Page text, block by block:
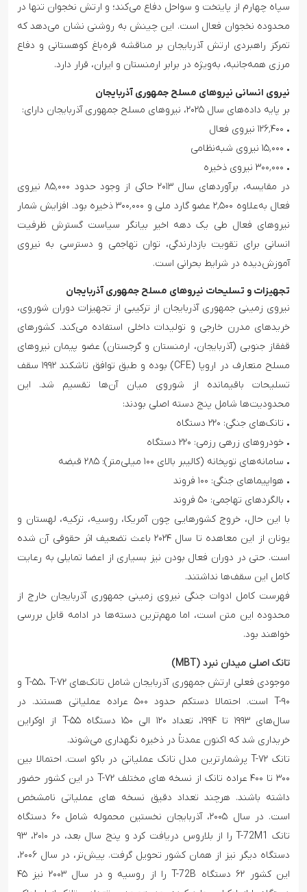
سپاه چهارم از پایتخت و سواحل دفاع می‌کند؛ و ارتش نخجوان تنها در
محدوده نخجوان فعال است. این چینش به روشنی نشان می‌دهد که
تمرکز راهبردی ارتش آذربایجان بر مناقشه قره‌باغ کوهستانی و دفاع
مرزی همه‌جانبه، به‌ویژه در برابر ارمنستان و ایران، قرار دارد.
نیروی انسانی نیروهای مسلح جمهوری آذربایجان
بر پایه داده‌های سال ۲۰۲۵، نیروهای مسلح جمهوری آذربایجان دارای:
• ۱۲۶٬۴۰۰ نیروی فعال
• ۱۵٬۰۰۰ نیروی شبه‌نظامی
• ۳۰۰٬۰۰۰ نیروی ذخیره
در مقایسه، برآوردهای سال ۲۰۱۳ حاکی از وجود حدود ۸۵٬۰۰۰ نیروی
فعال به‌علاوه ۲٬۵۰۰ عضو گارد ملی و ۳۰۰٬۰۰۰ ذخیره بود. افزایش شمار
نیروهای فعال طی یک دهه اخیر بیانگر سیاست گسترش ظرفیت
انسانی برای تقویت بازدارندگی، توان تهاجمی و دسترسی به نیروی
آموزش‌دیده در شرایط بحرانی است.
تجهیزات و تسلیحات نیروهای مسلح جمهوری آذربایجان
نیروی زمینی جمهوری آذربایجان از ترکیبی از تجهیزات دوران شوروی،
خریدهای مدرن خارجی و تولیدات داخلی استفاده می‌کند. کشورهای
قفقاز جنوبی (آذربایجان، ارمنستان و گرجستان) عضو پیمان نیروهای
مسلح متعارف در اروپا (CFE) بوده و طبق توافق تاشکند ۱۹۹۲ سقف
تسلیحات باقیمانده از شوروی میان آن‌ها تقسیم شد. این
محدودیت‌ها شامل پنج دسته اصلی بودند:
• تانک‌های جنگی: ۲۲۰ دستگاه
• خودروهای زرهی رزمی: ۲۲۰ دستگاه
• سامانه‌های توپخانه (کالیبر بالای ۱۰۰ میلی‌متر): ۲۸۵ قبضه
• هواپیماهای جنگی: ۱۰۰ فروند
• بالگردهای تهاجمی: ۵۰ فروند
با این حال، خروج کشورهایی چون آمریکا، روسیه، ترکیه، لهستان و
یونان از این معاهده تا سال ۲۰۲۴ باعث تضعیف اثر حقوقی آن شده
است. حتی در دوران فعال بودن نیز بسیاری از اعضا تمایلی به رعایت
کامل این سقف‌ها نداشتند.
فهرست کامل ادوات جنگی نیروی زمینی جمهوری آذربایجان خارج از
محدوده این متن است، اما مهم‌ترین دسته‌ها در ادامه قابل بررسی
خواهند بود.
تانک‌ اصلی میدان نبرد (MBT)
موجودی فعلی ارتش جمهوری آذربایجان شامل تانک‌های T-۵۵، T-۷۲ و
T-۹۰ است. احتمالا دستکم حدود ۵۰۰ عراده عملیاتی هستند. در
سال‌های ۱۹۹۳ تا ۱۹۹۴، تعداد ۱۲۰ الی ۱۵۰ دستگاه T-۵۵ از اوکراین
خریداری شد که اکنون عمدتاً در ذخیره نگهداری می‌شوند.
تانک T-۷۲ پرشمارترین مدل تانک عملیاتی در باکو است. احتمالا بین
۳۰۰ تا ۴۰۰ عراده تانک از نسخه های مختلف T-۷۲ در این کشور حضور
داشته باشند. هرچند تعداد دقیق نسخه های عملیاتی نامشخص
است. در سال ۲۰۰۵، آذربایجان نخستین محموله شامل ۶۰ دستگاه
تانک T-72M1 را از بلاروس دریافت کرد و پنج سال بعد، در ۲۰۱۰، ۹۳
دستگاه دیگر نیز از همان کشور تحویل گرفت. پیش‌تر، در سال ۲۰۰۶،
این کشور ۶۲ دستگاه T-72B را از روسیه و در سال ۲۰۰۳ نیز ۴۵